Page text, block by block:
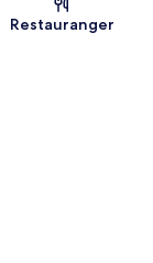
Restauranger